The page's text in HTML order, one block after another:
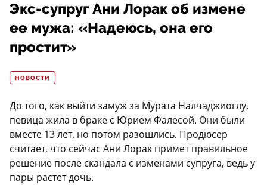
Экс-супруг Ани Лорак об измене
ее мужа: «Надеюсь, она его
простит»
НОВОСТИ
До того, как выйти замуж за Мурата Налчаджиоглу,
певица жила в браке с Юрием Фалесой. Они были
вместе 13 лет, но потом разошлись. Продюсер
считает, что сейчас Ани Лорак примет правильное
решение после скандала с изменами супруга, ведь у
пары растет дочь.